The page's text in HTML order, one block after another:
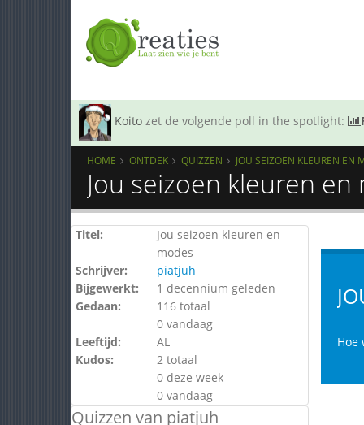
Koito zet de volgende poll in the spotlight:
HOME ONTDEK QUIZZEN JOU SEIZOEN KLEUREN EN
Jou seizoen kleuren
Titel:
Jou seizoen kleuren en
modes
Schrijver:
piatjuh
Bijgewerkt:
1 decennium geleden
Gedaan:
116 totaal
0 vandaag
Leeftijd:
AL
Kudos:
2 totaal
0 deze week
0 vandaag
Quizzen van piatjuh
Hoe